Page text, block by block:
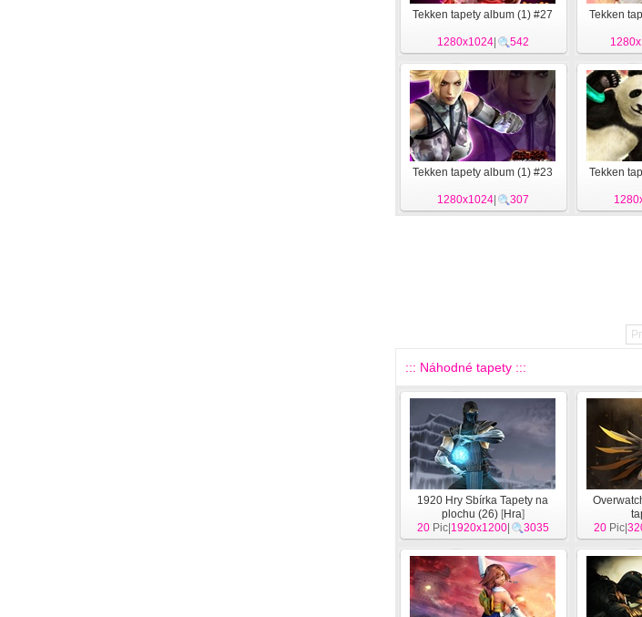
Tekken tapety album (1) #27
1280x1024| 542
Tekken
Tekken tapety album (1) #23
1280x1024| 307
Tekken
::: Náhodné tapety :::
1920 Hry Sbírka Tapety na
plochu (26)[Hra]
20Pic| 1920x1200| 3035
20Pic|